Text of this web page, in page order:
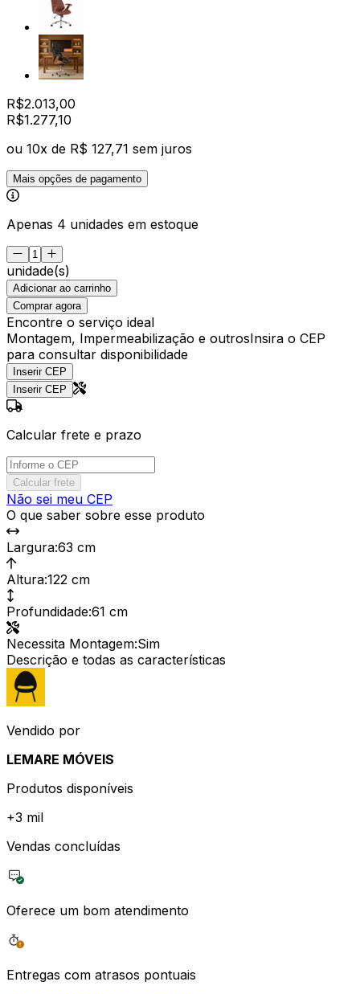
R$2.013,00
R$1.277,10
ou 10x de R$ 127,71 sem juros
Mais opções de pagamento
Apenas 4 unidades em estoque
unidade(s)
Adicionar ao carrinho
Comprar agora
Encontre o serviço ideal
Montagem, Impermeabilização e outrosInsira o CEP
para consultar disponibilidade
Inserir CEP
Inserir CEP
Calcular frete e prazo
Calcular frete
Não sei meu CEP
O que saber sobre esse produto
Largura:63 cm
Altura:122 cm
Profundidade:61 cm
Necessita Montagem:Sim
Descrição e todas as características
Vendido por
LEMARE MÓVEIS
Produtos disponíveis
+3 mil
Vendas concluídas
Oferece um bom atendimento
Entregas com atrasos pontuais